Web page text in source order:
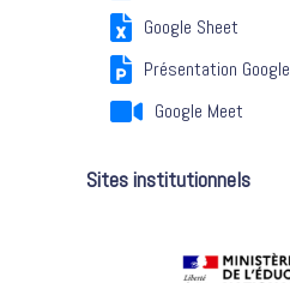
Google Sheet
Présentation Google
Google Meet
Sites institutionnels